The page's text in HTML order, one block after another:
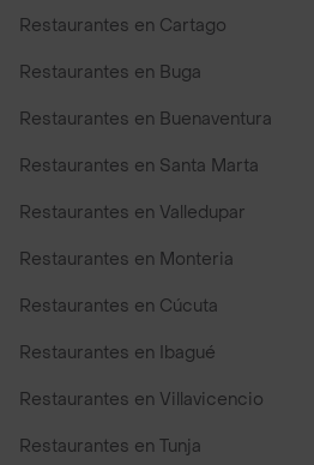
Restaurantes en Cartago
Restaurantes en Buga
Restaurantes en Buenaventura
Restaurantes en Santa Marta
Restaurantes en Valledupar
Restaurantes en Monteria
Restaurantes en Cúcuta
Restaurantes en Ibagué
Restaurantes en Villavicencio
Restaurantes en Tunja